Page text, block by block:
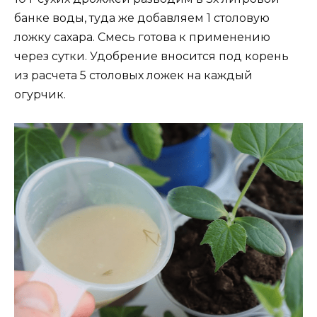
банке воды, туда же добавляем 1 столовую
ложку сахара. Смесь готова к применению
через сутки. Удобрение вносится под корень
из расчета 5 столовых ложек на каждый
огурчик.